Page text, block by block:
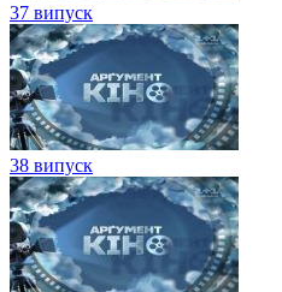
37 випуск
38 випуск